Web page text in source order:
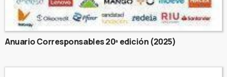
Anuario Corresponsables 20ª edición (2025)